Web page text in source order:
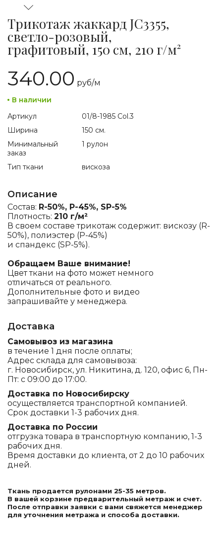
Трикотаж жаккард JC3355,
светло-розовый,
графитовый, 150 см, 210 г/м²
340.00 руб/м
В наличии
Артикул
01/8-1985 Col.3
Ширина
150 см.
Минимальный
заказ
1 рулон
Тип ткани вискоза
Описание
Состав: R-50%, P-45%, SP-5%
Плотность: 210 г/м²
В своем составе трикотаж содержит: вискозу (R-
50%), полиэстер (P-45%)
и спандекс (SP-5%).
Обращаем Ваше внимание!
Цвет ткани на фото может немного
отличаться от реального.
Дополнительные фото и видео
запрашивайте у менеджера.
Доставка
Самовывоз из магазина
в течение 1 дня после оплаты;
Адрес склада для самовывоза:
г. Новосибирск, ул. Никитина, д. 120, офис 6, Пн-
Пт: с 09:00 до 17:00.
Доставка по Новосибирску
осуществляется транспортной компанией.
Срок доставки 1-3 рабочих дня.
Доставка по России
отгрузка товара в транспортную компанию, 1-3
рабочих дня.
Время доставки до клиента, от 2 до 10 рабочих
дней.
Ткань продается рулонами 25-35 метров.
В вашей корзине предварительный метраж и счет.
После отправки заявки с вами свяжется менеджер
для уточнения метража и способа доставки.